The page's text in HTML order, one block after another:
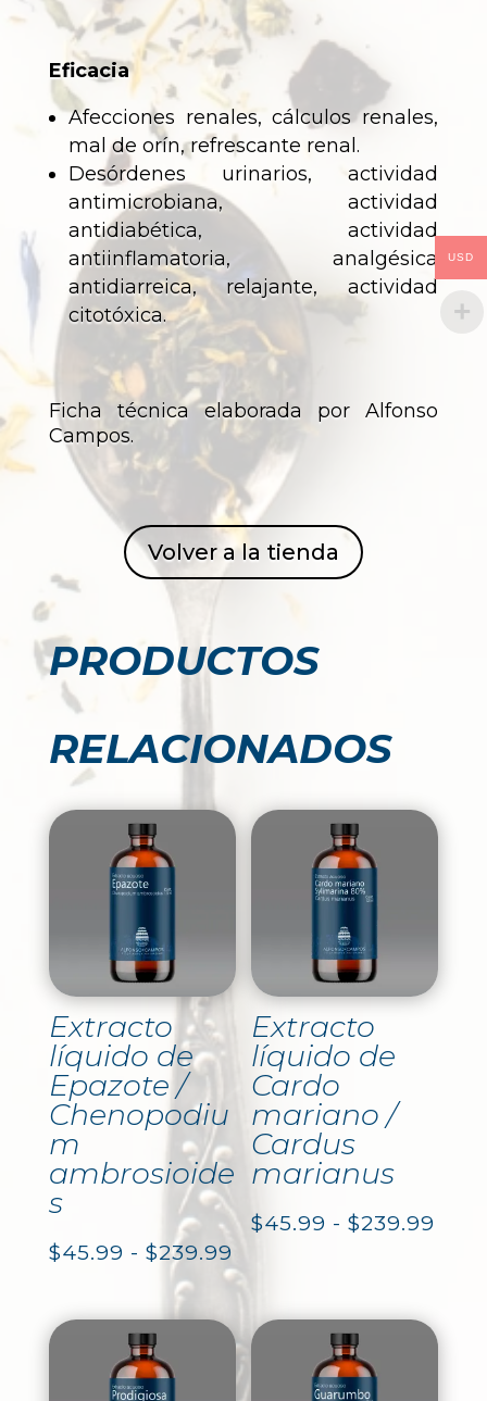
Eficacia
Afecciones renales, cálculos renales,
mal de orín, refrescante renal.
Desórdenes urinarios, actividad
antimicrobiana, actividad
antidiabética, actividad
antiinflamatoria, analgésica
antidiarreica, relajante, actividad
citotóxica.
Ficha técnica elaborada por Alfonso
Campos.
Volver a la tienda
PRODUCTOS
RELACIONADOS
Extracto
líquido de
Epazote /
Chenopodiu
m
ambrosioide
s
$45.99 - $239.99
precios:
desde
Extracto
líquido de
Cardo
mariano /
Cardus
marianus
$45.99 - $239.99
USD